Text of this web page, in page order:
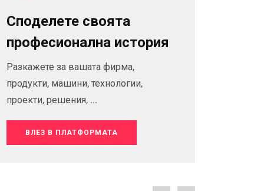
Споделете своята
професионална история
Разкажете за вашата фирма,
продукти, машини, технологии,
проекти, решения, ...
ВЛЕЗ В ПЛАТФОРМАТА